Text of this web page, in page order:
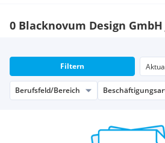
0 Blacknovum Design GmbH
Filtern
Berufsfeld/Bereich